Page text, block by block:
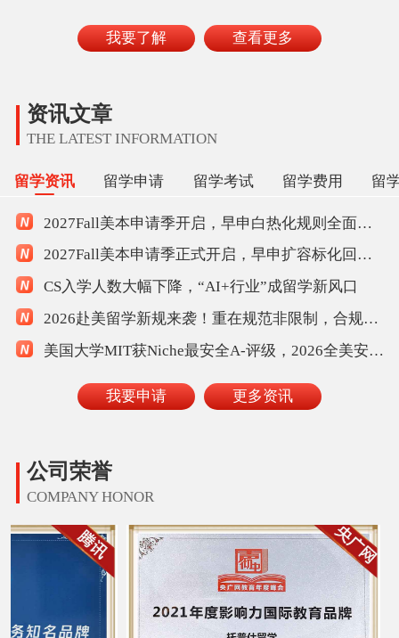
我要了解 查看更多
资讯文章
THE LATEST INFORMATION
留学资讯 留学申请 留学考试 留学费用 留
2027Fall美本申请季开启，早申白热化规则全面重塑
2027Fall美本申请季正式开启，早申扩容标化回归规则重塑
CS入学人数大幅下降，“AI+行业”成留学新风口
2026赴美留学新规来袭！重在规范非限制，合规家庭从容应对
美国大学MIT获Niche最安全A-评级，2026全美安全校园榜单解读
我要申请 更多资讯
公司荣誉
COMPANY HONOR